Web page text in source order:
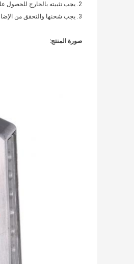
2. يجب تثبيته بالخارج للحصول على أشعة الشمس بشكل أفضل
3. يجب شحنها والتحقق من الإضاءة قبل التثبيت
صورة المنتج: